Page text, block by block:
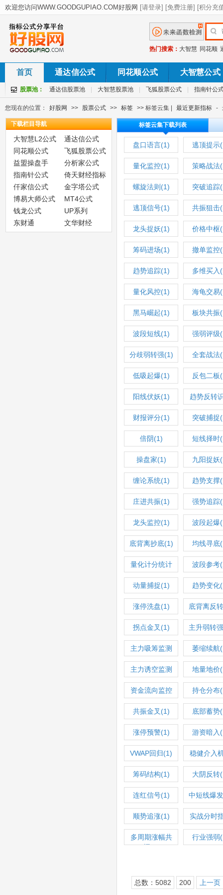
热门搜索： 大智慧 同花顺
首页 通达信公式 同花顺公式 大智慧公式
股票池： 通达信股票池 大智慧股票池 飞狐股票公式 指南针公
您现在的位置： 好股网 >> 股票公式 >> 标签 >> 标签云集 | 最近更新指标 -
下载栏目导航
大智慧L2公式
通达信公式
同花顺公式
飞狐股票公式
益盟操盘手
分析家公式
指南针公式
倚天财经指标
仟家信公式
金字塔公式
博易大师公式
MT4公式
钱龙公式
UP系列
东财通
文华财经
标签云集下载列表
盘口语言(1) 逃顶提示
量化监控(1) 策略战法
螺旋法则(1) 突破追踪
逃顶信号(1) 共振狙击
龙头捉妖(1) 价格中枢
筹码进场(1) 撤单监控
趋势追踪‌(1) 多维买入
量化风控(1) 海龟交易
黑马崛起(1) 板块共振
波段短线(1) 强弱评级
分歧弱转强(1) 全套战法
低吸起爆(1) 反包二板
阳线伏妖(1)
趋势反转
(1)
财报评分(1)
突破捕捉
倍阴(1) 短线择时
操盘家(1) 九阳捉妖
缠论系统(1) 趋势支撑
庄进共振(1) 强势追踪
龙头监控(1) 波段起爆
底背离抄底(1) 均线寻底
量化计分统计
(1)
波段参考
动量捕捉(1) 趋势变化
涨停洗盘(1) 底背离反
拐点金叉(1) 主升弱转
主力吸筹监测
(1)
萎缩续航
主力诱空监测
(1)
地量地价
资金流向监控
(3)
持仓分布
共振金叉(1) 底部蓄势
涨停预警(1) 游资暗入
VWAP回归(1)
稳健介入
(1)
筹码结构(1)
大阴反转
连红信号(1) 中短线爆
顺势追涨(1)
实战分时
(1)
多周期涨幅共
振(1)
行业强弱
总数：5082 200 上一页